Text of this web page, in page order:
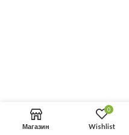
Магазин
0
Wishlist